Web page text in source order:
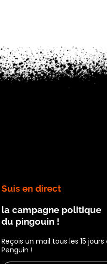
Suis en direct
la campagne politique
du pingouin !
Reçois un mail tous les 15
Penguin !